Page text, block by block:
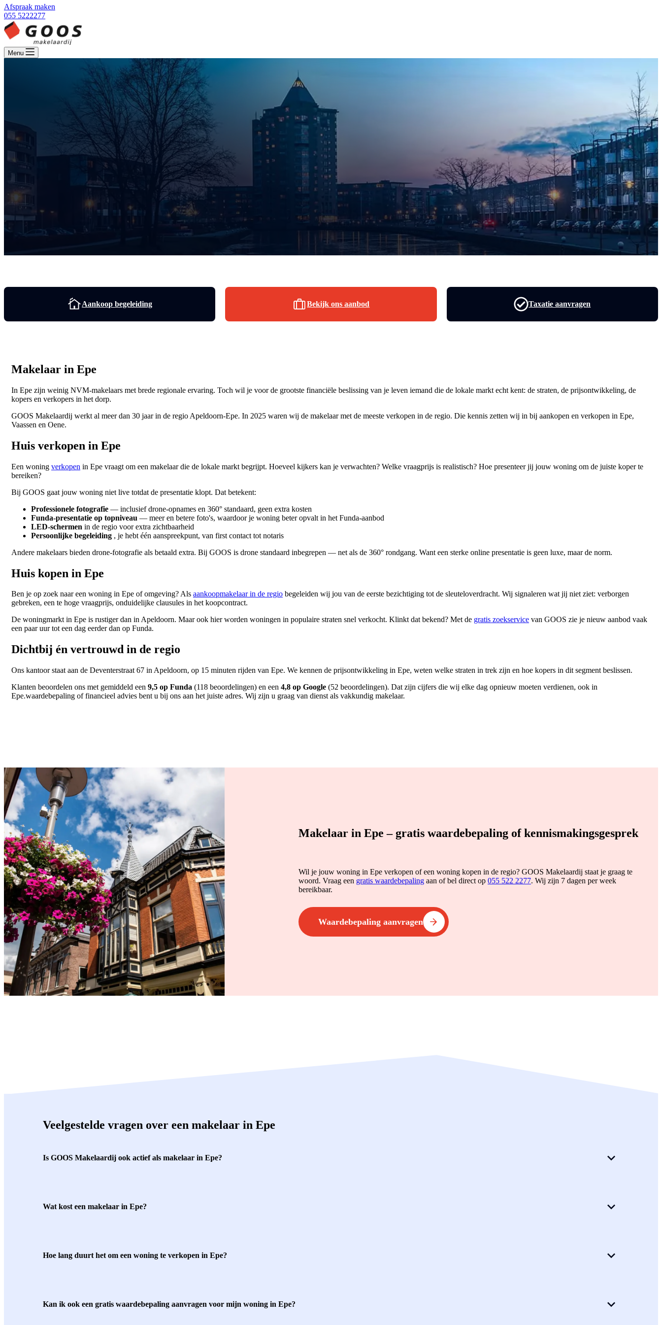
Afspraak maken
055 5222277
Menu
Aankoop begeleiding Bekijk ons aanbod Taxatie aanvragen
Makelaar in Epe
In Epe zijn weinig NVM-makelaars met brede regionale ervaring. Toch wil je voor de grootste financiële beslissing van je leven iemand die de lokale markt echt kent: de straten, de prijsontwikkeling, de
kopers en verkopers in het dorp.
GOOS Makelaardij werkt al meer dan 30 jaar in de regio Apeldoorn-Epe. In 2025 waren wij de makelaar met de meeste verkopen in de regio. Die kennis zetten wij in bij aankopen en verkopen in Epe,
Vaassen en Oene.
Huis verkopen in Epe
Een woning verkopen in Epe vraagt om een makelaar die de lokale markt begrijpt. Hoeveel kijkers kan je verwachten? Welke vraagprijs is realistisch? Hoe presenteer jij jouw woning om de juiste koper te
bereiken?
Bij GOOS gaat jouw woning niet live totdat de presentatie klopt. Dat betekent:
Professionele fotografie — inclusief drone-opnames en 360° standaard, geen extra kosten
Funda-presentatie op topniveau — meer en betere foto's, waardoor je woning beter opvalt in het Funda-aanbod
LED-schermen in de regio voor extra zichtbaarheid
Persoonlijke begeleiding , je hebt één aanspreekpunt, van first contact tot notaris
Andere makelaars bieden drone-fotografie als betaald extra. Bij GOOS is drone standaard inbegrepen — net als de 360° rondgang. Want een sterke online presentatie is geen luxe, maar de norm.
Huis kopen in Epe
Ben je op zoek naar een woning in Epe of omgeving? Als aankoopmakelaar in de regio begeleiden wij jou van de eerste bezichtiging tot de sleuteloverdracht. Wij signaleren wat jij niet ziet: verborgen
gebreken, een te hoge vraagprijs, onduidelijke clausules in het koopcontract.
De woningmarkt in Epe is rustiger dan in Apeldoorn. Maar ook hier worden woningen in populaire straten snel verkocht. Klinkt dat bekend? Met de gratis zoekservice van GOOS zie je nieuw aanbod vaak
een paar uur tot een dag eerder dan op Funda.
Dichtbij én vertrouwd in de regio
Ons kantoor staat aan de Deventerstraat 67 in Apeldoorn, op 15 minuten rijden van Epe. We kennen de prijsontwikkeling in Epe, weten welke straten in trek zijn en hoe kopers in dit segment beslissen.
Klanten beoordelen ons met gemiddeld een 9,5 op Funda (118 beoordelingen) en een 4,8 op Google (52 beoordelingen). Dat zijn cijfers die wij elke dag opnieuw moeten verdienen, ook in
Epe.waardebepaling of financieel advies bent u bij ons aan het juiste adres. Wij zijn u graag van dienst als vakkundig makelaar.
Makelaar in Epe – gratis waardebepaling of kennismakingsgesprek
Wil je jouw woning in Epe verkopen of een woning kopen in de regio? GOOS Makelaardij staat je graag te
woord. Vraag een gratis waardebepaling aan of bel direct op 055 522 2277. Wij zijn 7 dagen per week
bereikbaar.
Waardebepaling aanvragen
Veelgestelde vragen over een makelaar in Epe
Is GOOS Makelaardij ook actief als makelaar in Epe?
Wat kost een makelaar in Epe?
Hoe lang duurt het om een woning te verkopen in Epe?
Kan ik ook een gratis waardebepaling aanvragen voor mijn woning in Epe?